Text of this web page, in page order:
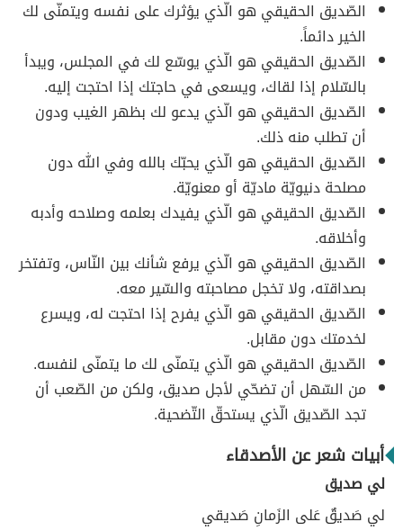
الصّديق الحقيقي هو الّذي يؤثرك على نفسه ويتمنّى لك
الخير دائماً.
الصّديق الحقيقي هو الّذي يوسّع لك في المجلس، ويبدأ
بالسّلام إذا لقاك، ويسعى في حاجتك إذا احتجت إليه.
الصّديق الحقيقي هو الّذي يدعو لك بظهر الغيب ودون
أن تطلب منه ذلك.
الصّديق الحقيقي هو الّذي يحبّك بالله وفي الله دون
مصلحة دنيويّة ماديّة أو معنويّة.
الصّديق الحقيقي هو الّذي يفيدك بعلمه وصلاحه وأدبه
وأخلاقه.
الصّديق الحقيقي هو الّذي يرفع شأنك بين النّاس، وتفتخر
بصداقته، ولا تخجل مصاحبته والسّير معه.
الصّديق الحقيقي هو الّذي يفرح إذا احتجت له، ويسرع
لخدمتك دون مقابل.
الصّديق الحقيقي هو الّذي يتمنّى لك ما يتمنّى لنفسه.
من السّهل أن تضحّي لأجل صديق، ولكن من الصّعب أن
تجد الصّديق الّذي يستحقّ التّضحية.
أبيات شعر عن الأصدقاء
لي صديق
لي صَديقٌ عَلى الزَمانِ صَديقي